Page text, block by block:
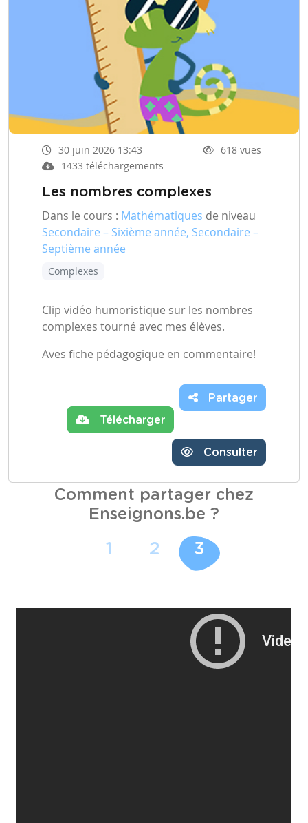
30 juin 2026 13:43
618 vues
1433 téléchargements
Les nombres complexes
Dans le cours : Mathématiques de niveau
Secondaire – Sixième année, Secondaire –
Septième année
Complexes
Clip vidéo humoristique sur les nombres
complexes tourné avec mes élèves.
Aves fiche pédagogique en commentaire!
Télécharger
Partager
Consulter
Comment partager chez
Enseignons.be ?
1 2 3